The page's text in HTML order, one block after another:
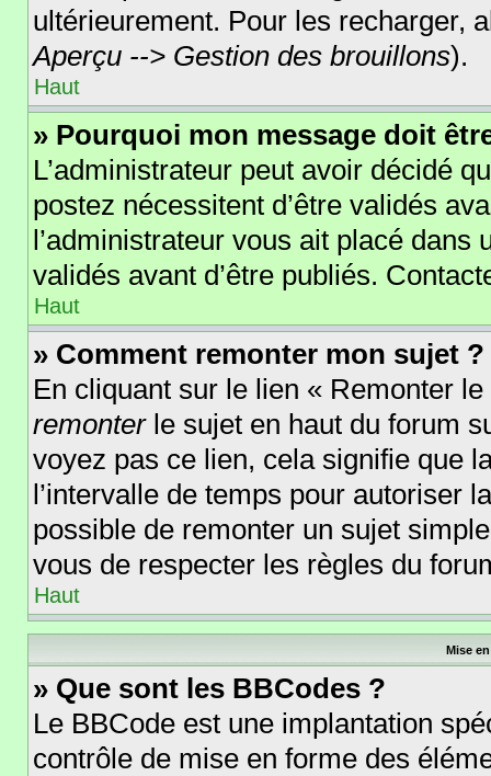
ultérieurement. Pour les recharger,
Aperçu --> Gestion des brouillons).
Haut
» Pourquoi mon message doit
L’administrateur peut avoir décidé
postez nécessitent d’être validés
l’administrateur vous ait placé
validés avant d’être publiés.
Haut
» Comment remonter mon sujet ?
En cliquant sur le lien « Remonter
remonterle sujet en haut du forum
voyez pas ce lien, cela signifie que
l’intervalle de temps pour autoriser
possible de remonter un sujet
vous de respecter les règles du
Haut
Mise
» Que sont les BBCodes ?
Le BBCode est une implantation
contrôle de mise en forme des